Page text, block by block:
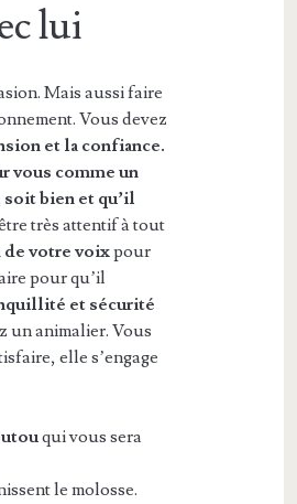
lui
Mais aussi faire
Vous devez
et la confiance.
vous comme un
soit bien et qu’il
très attentif à tout
de votre voixpour
pour qu’il
et sécurité
un animalier. Vous
elle s’engage
qui vous sera
le molosse.